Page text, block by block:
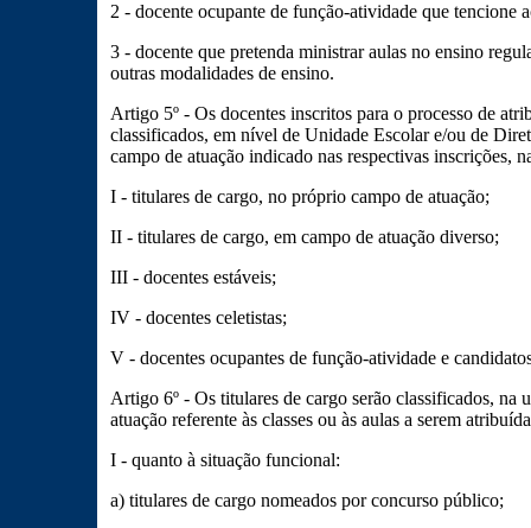
2 - docente ocupante de função-atividade que tencione
3 - docente que pretenda ministrar aulas no ensino
outras modalidades de ensino.
Artigo 5º - Os docentes inscritos para o processo de
classificados, em nível de Unidade Escolar e/ou de
campo de atuação indicado nas respectivas inscrições,
I - titulares de cargo, no próprio campo de atuação;
II - titulares de cargo, em campo de atuação diverso;
III - docentes estáveis;
IV - docentes celetistas;
V - docentes ocupantes de função-atividade e
Artigo 6º - Os titulares de cargo serão classificados, na
atuação referente às classes ou às aulas a serem
I - quanto à situação funcional:
a) titulares de cargo nomeados por concurso público;